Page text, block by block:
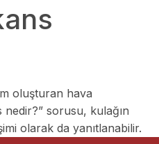
oluşturan hava
nedir?” sorusu, kulağın
olarak da yanıtlanabilir.